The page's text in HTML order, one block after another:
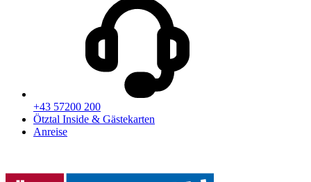
+43 57200 200
Ötztal Inside & Gästekarten
Anreise